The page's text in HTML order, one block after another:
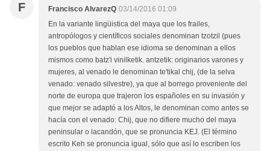
F Francisco AlvarezQ 03/14/2016 01:09
En la variante lingüistica del maya que los frailes,
antropólogos y científicos sociales denominan tzotzil (pues
los pueblos que hablan ese idioma se denominan a ellos
mismos como batz'i vinilketik. antzetik: originarios varones y
mujeres, al venado le denominan te'tikal chij, (de la selva
venado: venado silvestre), ya que al borrego proveniente del
norte de europa que trajeron los españoles en su invasión y
que mejor se adaptó a los Altos, le denominan como antes se
hacía con el venado: Chij, que no difiere mucho del maya
peninsular o lacandón, que se pronuncia KEJ. (El término
escrito Keh se pronuncia igual, sólo que así lo escriben los